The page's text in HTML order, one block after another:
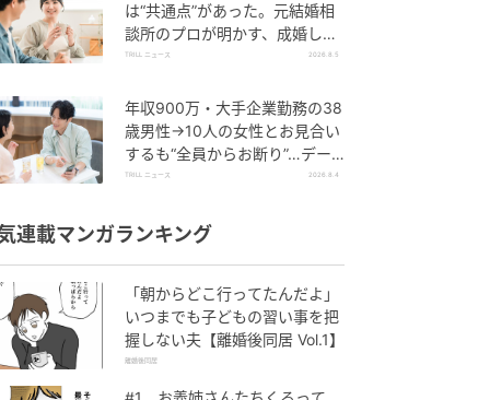
は“共通点”があった。元結婚相
談所のプロが明かす、成婚しや
すい人の“たった1つの特徴”と
TRILL ニュース 2026.8.5
年収900万・大手企業勤務の38
歳男性→10人の女性とお見合い
するも“全員からお断り”…デー
ト中に取っていた“致命的な言
TRILL ニュース 2026.8.4
連載マンガランキング
「朝からどこ行ってたんだよ」
いつまでも子どもの習い事を把
握しない夫【離婚後同居 Vol.1】
離婚後同居